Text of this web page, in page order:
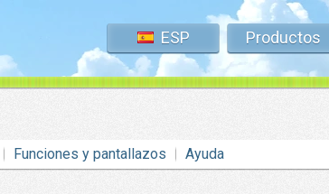
ESP Productos
Funciones y pantallazos Ayuda